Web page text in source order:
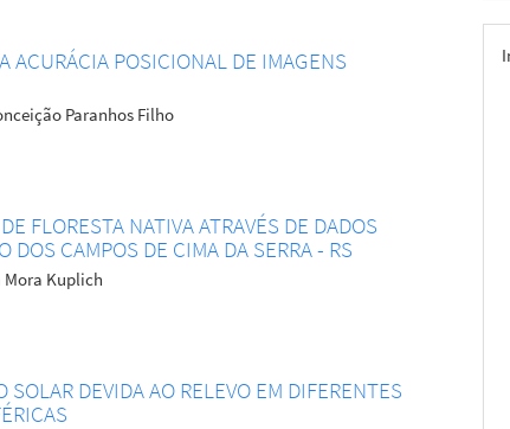
ACURÁCIA POSICIONAL DE IMAGENS
Paranhos Filho
FLORESTA NATIVA ATRAVÉS DE DADOS
DOS CAMPOS DE CIMA DA SERRA - RS
Kuplich
DEVIDA AO RELEVO EM DIFERENTES